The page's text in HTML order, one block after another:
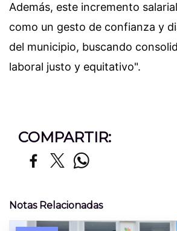
Además, este incremento
como un gesto de confianza y
del municipio, buscando
laboral justo y equitativo".
COMPARTIR:
Notas Relacionadas